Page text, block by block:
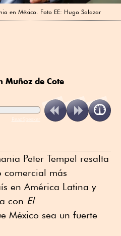
en México. Foto EE: Hugo Salazar
Muñoz de Cote
ReadSpeaker
Peter Tempel resalta
comercial más
en América Latina y
con El
México sea un fuerte